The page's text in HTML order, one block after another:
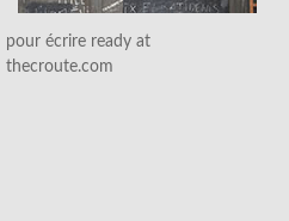
pour écrire ready at
thecroute.com